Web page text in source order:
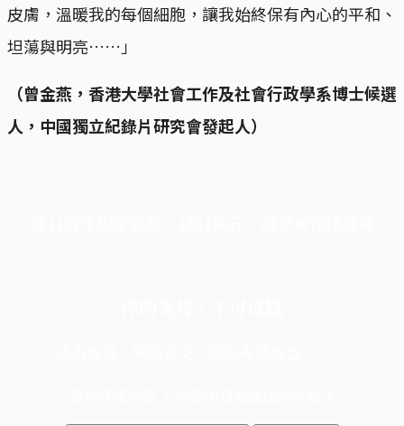
皮膚，溫暖我的每個細胞，讓我始終保有內心的平和、
坦蕩與明亮……」
（曾金燕，香港大學社會工作及社會行政學系博士候選
人，中國獨立紀錄片研究會發起人）